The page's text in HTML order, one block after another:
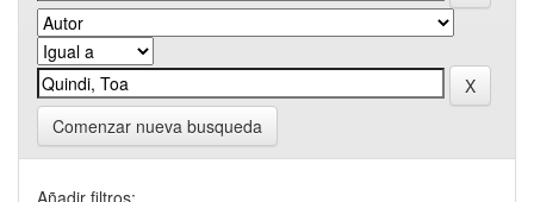
Comenzar nueva busqueda
Añadir filtros: